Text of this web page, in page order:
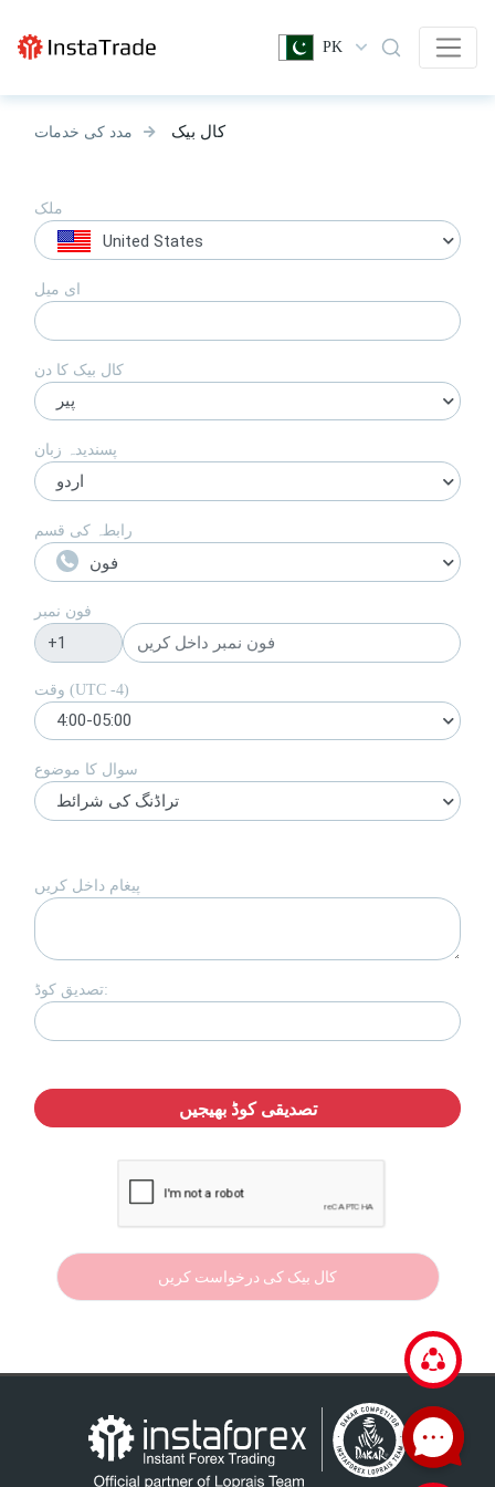
PK
مدد کی خدمات کال بیک
ملک
United States
ای میل
کال بیک کا دن
پیر
پسندیدہ زبان
اردو
رابطہ کی قسم
فون
فون نمبر
وقت (UTC -4)
4:00-05:00
سوال کا موضوع
تراڈنگ کی شرائط
پیغام داخل کریں
تصدیق کوڈ:
تصدیقی کوڈ بھیجیں